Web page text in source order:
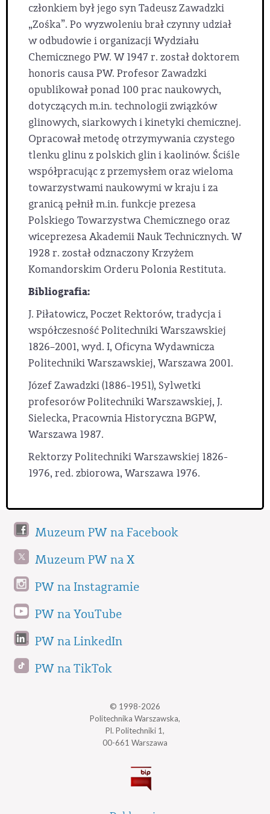
członkiem był jego syn Tadeusz Zawadzki
„Zośka”. Po wyzwoleniu brał czynny udział
w odbudowie i organizacji Wydziału
Chemicznego PW. W 1947 r. został doktorem
honoris causa PW. Profesor Zawadzki
opublikował ponad 100 prac naukowych,
dotyczących m.in. technologii związków
glinowych, siarkowych i kinetyki chemicznej.
Opracował metodę otrzymywania czystego
tlenku glinu z polskich glin i kaolinów. Ściśle
współpracując z przemysłem oraz wieloma
towarzystwami naukowymi w kraju i za
granicą pełnił m.in. funkcje prezesa
Polskiego Towarzystwa Chemicznego oraz
wiceprezesa Akademii Nauk Technicznych. W
1928 r. został odznaczony Krzyżem
Komandorskim Orderu Polonia Restituta.
Bibliografia:
J. Piłatowicz, Poczet Rektorów, tradycja i
współczesność Politechniki Warszawskiej
1826–2001, wyd. I, Oficyna Wydawnicza
Politechniki Warszawskiej, Warszawa 2001.
Józef Zawadzki (1886-1951), Sylwetki
profesorów Politechniki Warszawskiej, J.
Sielecka, Pracownia Historyczna BGPW,
Warszawa 1987.
Rektorzy Politechniki Warszawskiej 1826-
1976, red. zbiorowa, Warszawa 1976.
Muzeum PW na Facebook
Muzeum PW na X
PW na Instagramie
PW na YouTube
PW na LinkedIn
PW na TikTok
© 1998-2026
Politechnika Warszawska,
Pl. Politechniki 1,
00-661 Warszawa